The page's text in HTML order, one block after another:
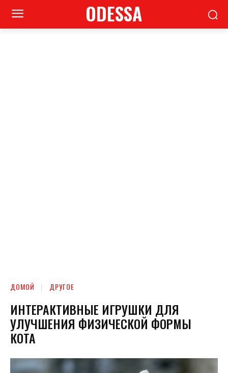
ODESSA
ДОМОЙ ДРУГОЕ
ИНТЕРАКТИВНЫЕ ИГРУШКИ ДЛЯ
УЛУЧШЕНИЯ ФИЗИЧЕСКОЙ ФОРМЫ
КОТА